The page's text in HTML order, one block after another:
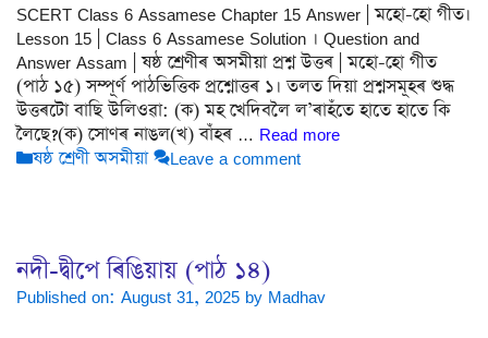
SCERT Class 6 Assamese Chapter 15 Answer | মহো-হো গীত।
Lesson 15 | Class 6 Assamese Solution । Question and
Answer Assam | ষষ্ঠ শ্ৰেণীৰ অসমীয়া প্ৰশ্ন উত্তৰ | মহো-হো গীত
(পাঠ ১৫) সম্পূৰ্ণ পাঠভিত্তিক প্ৰশ্নোত্তৰ ১। তলত দিয়া প্ৰশ্নসমূহৰ শুদ্ধ
উত্তৰটো বাছি উলিওৱা: (ক) মহ খেদিবলৈ ল’ৰাহঁতে হাতে হাতে কি
লৈছে?(ক) সোণৰ নাঙল(খ) বাঁহৰ … Read more
Categories
ষষ্ঠ শ্ৰেণী অসমীয়া Leave a comment
নদী-দ্বীপে ৰিঙিয়ায় (পাঠ ১৪)
Published on: August 31, 2025 by Madhav